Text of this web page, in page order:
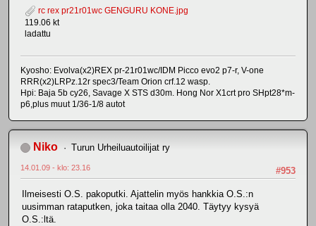
rc rex pr21r01wc GENGURU KONE.jpg
119.06 kt
ladattu
Kyosho: Evolva(x2)REX pr-21r01wc/IDM Picco evo2 p7-r, V-one
RRR(x2)LRPz.12r spec3/Team Orion crf.12 wasp.
Hpi: Baja 5b cy26, Savage X STS d30m. Hong Nor X1crt pro SHpt28*m-
p6,plus muut 1/36-1/8 autot
Niko Turun Urheiluautoilijat ry
#953
14.01.09 - klo: 23.16
Ilmeisesti O.S. pakoputki. Ajattelin myös hankkia O.S.:n
uusimman rataputken, joka taitaa olla 2040. Täytyy kysyä
O.S.:ltä.